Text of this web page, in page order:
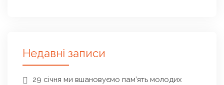
Недавні записи
29 січня ми вшановуємо пам’ять молодих